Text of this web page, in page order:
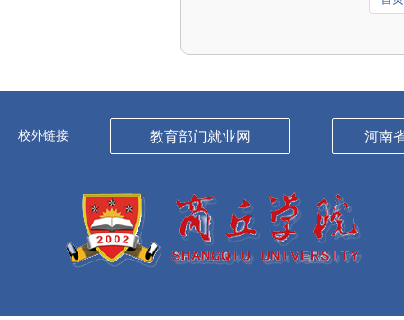
校外链接 教育部门就业网 河南